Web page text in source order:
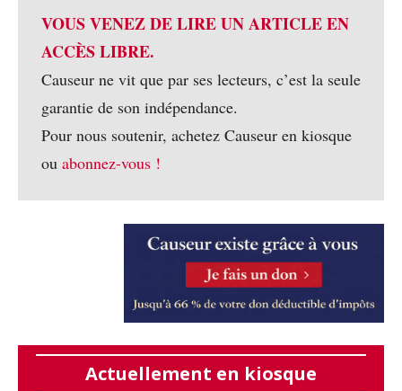
VOUS VENEZ DE LIRE UN ARTICLE EN
ACCÈS LIBRE.
Causeur ne vit que par ses lecteurs, c’est la seule
garantie de son indépendance.
Pour nous soutenir, achetez Causeur en kiosque
ou abonnez-vous !
Actuellement en kiosque